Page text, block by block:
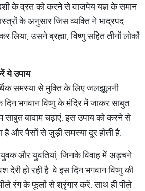
के व्रत को करने से वाजपेय यज्ञ के समान
के अनुसार जिस व्यक्ति ने भाद्रपद
उसने ब्रह्मा, विष्णु सहित तीनों लोकों
ये उपाय
समस्या से मुक्ति के लिए जलझूलनी
दिन भगवान विष्णु के मंदिर में जाकर साबुत
बादाम चढ़ाएं. इस उपाय को करने से
है और पैसों से जुड़ी समस्या दूर होती है.
और युवतियां, जिनके विवाह में अड़चने
देरी हो रही है. वे इस दिन भगवान विष्णु की
रंग के फूलों से श्रृंगार करें. साथ ही पीले